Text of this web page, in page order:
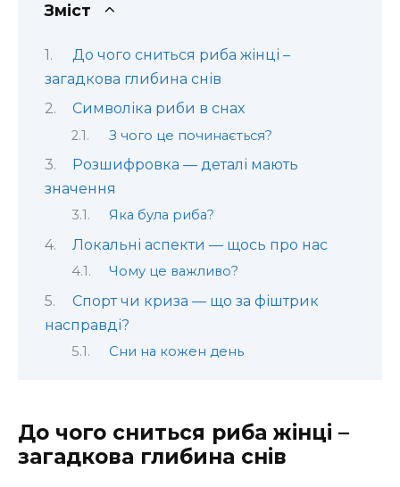
Зміст
До чого сниться риба жінці –
загадкова глибина снів
Символіка риби в снах
З чого це починається?
Розшифровка — деталі мають
значення
Яка була риба?
Локальні аспекти — щось про нас
Чому це важливо?
Спорт чи криза — що за фіштрик
насправді?
Сни на кожен день
До чого сниться риба жінці –
загадкова глибина снів